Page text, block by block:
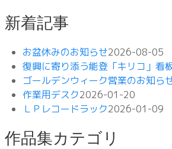
新着記事
お盆休みのお知らせ2026-08-05
復興に寄り添う能登「キリコ」看
ゴールデンウィーク営業のお知ら
作業用デスク2026-01-20
ＬＰレコードラック2026-01-09
作品集カテゴリ